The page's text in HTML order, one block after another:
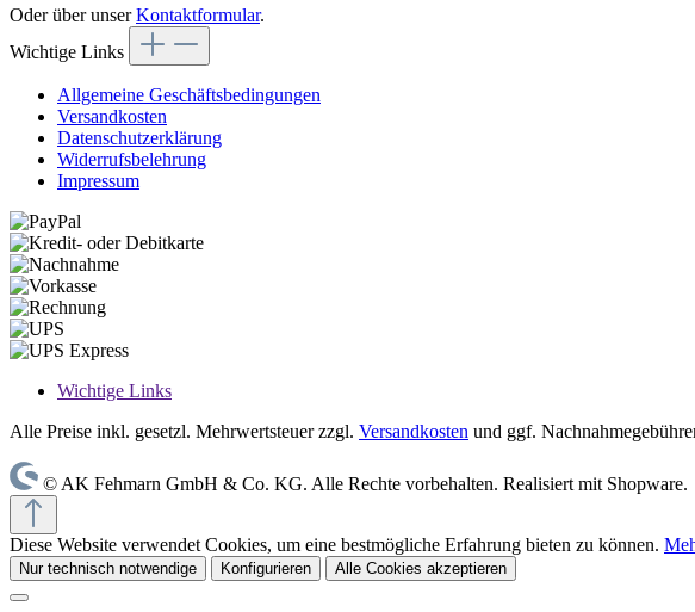
Oder über unserKontaktformular.
Wichtige Links
Allgemeine Geschäftsbedingungen
Versandkosten
Datenschutzerklärung
Widerrufsbelehrung
Impressum
Wichtige Links
Alle Preise inkl. gesetzl. Mehrwertsteuer zzgl. Versandkosten und ggf.
© AK Fehmarn GmbH & Co. KG. Alle Rechte vorbehalten. Realisiert mit Shopware.
Diese Website verwendet Cookies, um eine bestmögliche Erfahrung bieten zu können.
Nur technisch notwendige Konfigurieren Alle Cookies akzeptieren